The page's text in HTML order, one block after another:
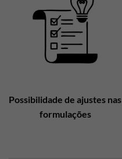
Possibilidade de ajustes nas
formulações